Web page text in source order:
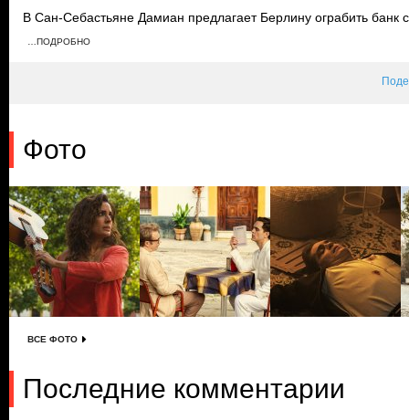
В Сан-Себастьяне Дамиан предлагает Берлину ограбить банк
решает сосредоточиться на герцогине Малаги. Прибыв к ней
…ПОДРОБНО
Фото
ВСЕ ФОТО
Последние комментарии